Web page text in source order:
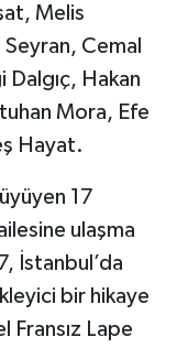
Melis
Cemal
Dalgıç, Hakan
Mora, Efe
Hayat.
17
ulaşma
İstanbul’da
bir hikaye
Fransız Lape